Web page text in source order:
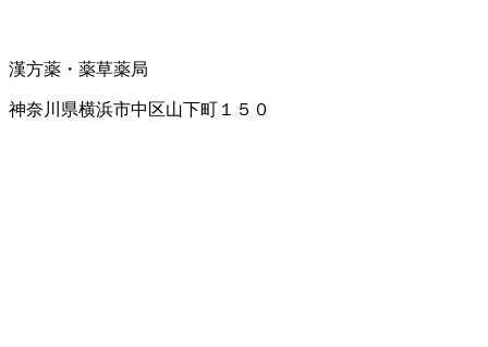
漢方薬・薬草薬局
神奈川県横浜市中区山下町１５０